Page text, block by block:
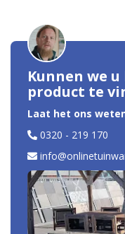
Kunnen we
product te
Laat het ons
0320 - 219 170